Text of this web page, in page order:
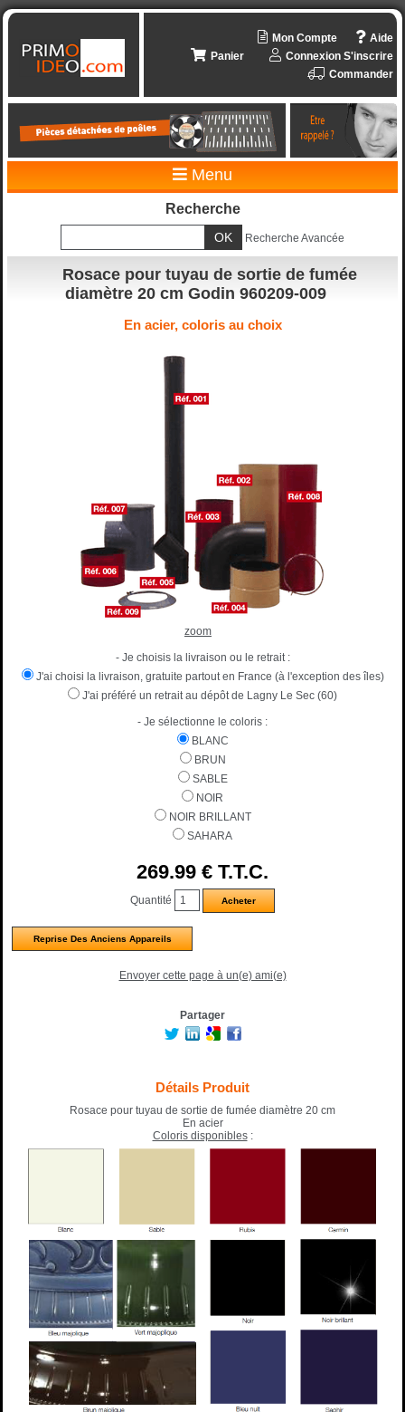
Aide
Mon Compte
Connexion S'inscrire
Panier
Commander
Menu
Recherche
Recherche Avancée
Rosace pour tuyau de sortie de fumée
diamètre 20 cm Godin 960209-009
En acier, coloris au choix
zoom
- Je choisis la livraison ou le retrait :
J'ai choisi la livraison, gratuite partout en France (à l'exception des îles)
J'ai préféré un retrait au dépôt de Lagny Le Sec (60)
- Je sélectionne le coloris :
BLANC
BRUN
SABLE
NOIR
NOIR BRILLANT
SAHARA
269.99 € T.T.C.
Quantité
Reprise Des Anciens Appareils
Envoyer cette page à un(e) ami(e)
Partager
Détails Produit
Rosace pour tuyau de sortie de fumée diamètre 20 cm
En acier
Coloris disponibles: